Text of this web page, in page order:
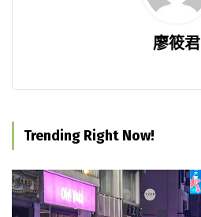
廖筱君
Trending Right Now!